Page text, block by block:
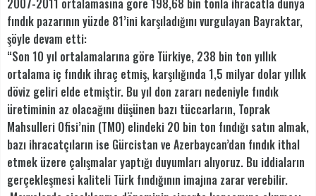
2007-2011 ortalamasına göre 198,68 bin tonla ihracatla dünya
fındık pazarının yüzde 81’ini karşıladığını vurgulayan Bayraktar,
şöyle devam etti:
“Son 10 yıl ortalamalarına göre Türkiye, 238 bin ton yıllık
ortalama iç fındık ihraç etmiş, karşılığında 1,5 milyar dolar yıllık
döviz geliri elde etmiştir. Bu yıl don zararı nedeniyle fındık
üretiminin az olacağını düşünen bazı tüccarların, Toprak
Mahsulleri Ofisi’nin (TMO) elindeki 20 bin ton fındığı satın almak,
bazı ihracatçıların ise Gürcistan ve Azerbaycan’dan fındık ithal
etmek üzere çalışmalar yaptığı duyumları alıyoruz. Bu iddiaların
gerçekleşmesi kaliteli Türk fındığının imajına zarar verebilir.